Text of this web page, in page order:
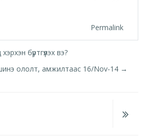
Permalink
бүртгүүлэх вэ?
ололт, амжилтаас 16/Nov-14 →